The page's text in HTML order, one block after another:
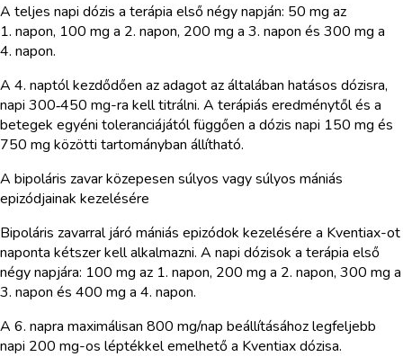
A teljes napi dózis a terápia első négy napján: 50 mg az
1. napon, 100 mg a 2. napon, 200 mg a 3. napon és 300 mg a
4. napon.
A 4. naptól kezdődően az adagot az általában hatásos dózisra,
napi 300‑450 mg-ra kell titrálni. A terápiás eredménytől és a
betegek egyéni toleranciájától függően a dózis napi 150 mg és
750 mg közötti tartományban állítható.
A bipoláris zavar közepesen súlyos vagy súlyos mániás
epizódjainak kezelésére
Bipoláris zavarral járó mániás epizódok kezelésére a Kventiax-ot
naponta kétszer kell alkalmazni. A napi dózisok a terápia első
négy napjára: 100 mg az 1. napon, 200 mg a 2. napon, 300 mg a
3. napon és 400 mg a 4. napon.
A 6. napra maximálisan 800 mg/nap beállításához legfeljebb
napi 200 mg-os léptékkel emelhető a Kventiax dózisa.